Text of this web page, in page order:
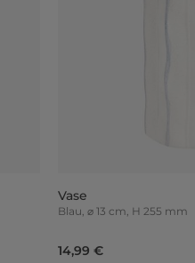
Vase
Blau, ⌀ 13 cm, H 255 mm
14,99 €